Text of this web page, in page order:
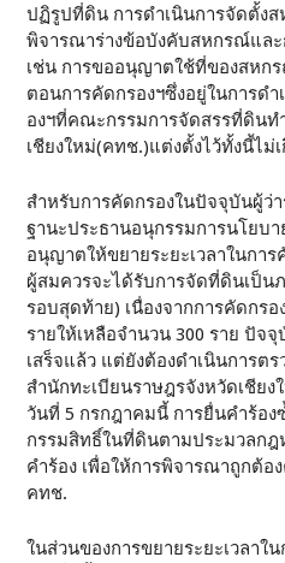
ปฏิรูปที่ดิน การดำเนินการจัดตั้ง
พิจารณาร่างข้อบังคับสหกรณ์และ
เช่น การขออนุญาตใช้ที่ของสห
ตอนการคัดกรองฯซึ่งอยู่ในการด
องฯที่คณะกรรมการจัดสรรที่ดินท
เชียงใหม่(คทช.)แต่งตั้งไว้ทั้งนี้ไม่
สำหรับการคัดกรองในปัจจุบันผู้ว่
ฐานะประธานอนุกรรมการนโยบ
อนุญาตให้ขยายระยะเวลาในกา
ผู้สมควรจะได้รับการจัดที่ดินเป็น
รอบสุดท้าย) เนื่องจากการคัดกรอ
รายให้เหลือจำนวน 300 ราย ปัจ
เสร็จแล้ว แต่ยังต้องดำเนินการต
สำนักทะเบียนราษฎรจังหวัดเชียง
วันที่ 5 กรกฎาคมนี้ การยื่นคำร้อ
กรรมสิทธิ์ในที่ดินตามประมวลก
คำร้อง เพื่อให้การพิจารณาถูกต้
คทช.
ในส่วนของการขยายระยะเวลา